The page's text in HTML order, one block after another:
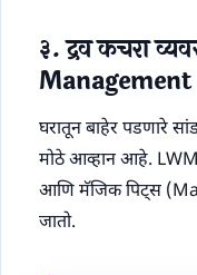
३. द्रव कचरा
घरातून बाहेर पडणारे
मोठे आव्हान आहे. LWM
आणि मॅजिक पिट्स
जातो.